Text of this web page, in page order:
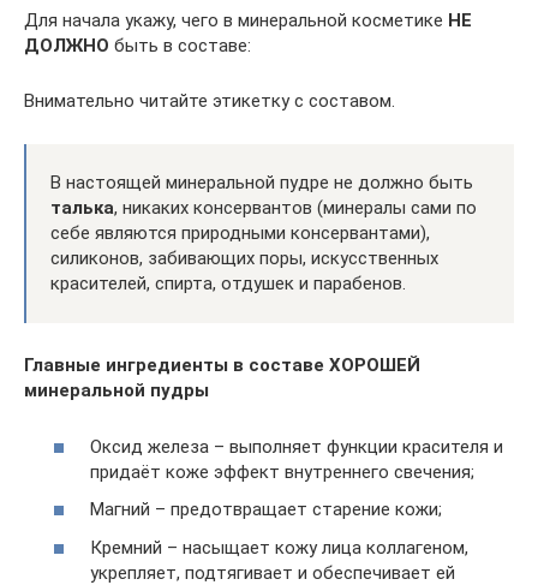
Для начала укажу, чего в минеральной косметике НЕ
ДОЛЖНО быть в составе:
Внимательно читайте этикетку с составом.
В настоящей минеральной пудре не должно быть
талька, никаких консервантов (минералы сами по
себе являются природными консервантами),
силиконов, забивающих поры, искусственных
красителей, спирта, отдушек и парабенов.
Главные ингредиенты в составе ХОРОШЕЙ
минеральной пудры
Оксид железа – выполняет функции красителя и
придаёт коже эффект внутреннего свечения;
Магний – предотвращает старение кожи;
Кремний – насыщает кожу лица коллагеном,
укрепляет, подтягивает и обеспечивает ей